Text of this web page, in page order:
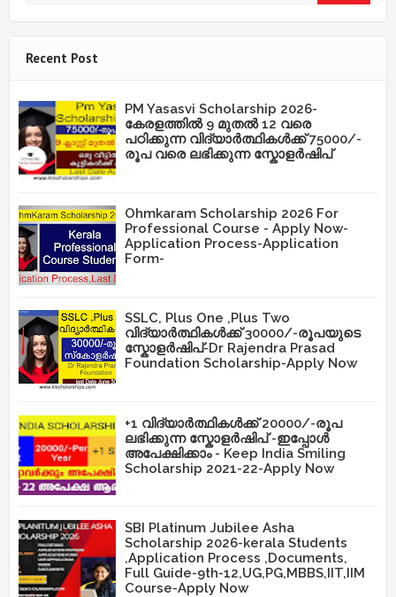
Recent Post
PM Yasasvi Scholarship 2026-
കേരളത്തിൽ 9 മുതൽ 12 വരെ
പഠിക്കുന്ന വിദ്യാർത്ഥികൾക്ക് 75000/-
രൂപ വരെ ലഭിക്കുന്ന സ്കോളർഷിപ്
Ohmkaram Scholarship 2026 For
Professional Course - Apply Now-
Application Process-Application
Form-
SSLC, Plus One ,Plus Two
വിദ്യാർത്ഥികൾക്ക് 30000/-രൂപയുടെ
സ്കോളർഷിപ്-Dr Rajendra Prasad
Foundation Scholarship-Apply Now
+1 വിദ്യാർത്ഥികൾക്ക് 20000/-രൂപ
ലഭിക്കുന്ന സ്കോളർഷിപ് -ഇപ്പോൾ
അപേക്ഷിക്കാം - Keep India Smiling
Scholarship 2021-22-Apply Now
SBI Platinum Jubilee Asha
Scholarship 2026-kerala Students
,Application Process ,Documents,
Full Guide-9th-12,UG,PG,MBBS,IIT,IIM
Course-Apply Now